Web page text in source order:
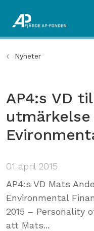
Nyheter
AP4:s VD
01 april 2015
AP4:s VD Mats
Environmental
2015 – Personality
att Mats...